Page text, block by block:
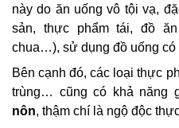
này do ăn uống vô tội vạ,
sản, thực phẩm tái, đồ
chua…), sử dụng đồ uống
Bên cạnh đó, các loại thực
trùng… cũng có khả năng
nôn, thậm chí là ngộ độc